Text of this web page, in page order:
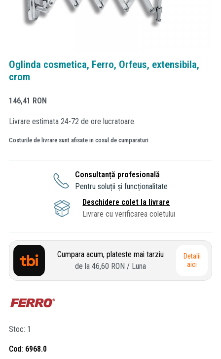
Oglinda cosmetica, Ferro, Orfeus, extensibila,
crom
146,41 RON
Livrare estimata 24-72 de ore lucratoare.
Costurile de livrare sunt afisate in cosul de cumparaturi
Consultanță profesională
Pentru soluții și funcționalitate
Deschidere colet la livrare
Livrare cu verificarea coletului
Cumpara acum, plateste mai tarziu
de la 46,60 RON / Luna
Detalii
aici
Stoc 1
Cod 6968.0